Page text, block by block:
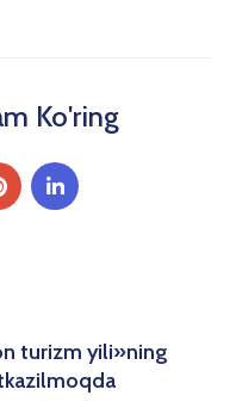
Ko'ring
turizm yili»ning